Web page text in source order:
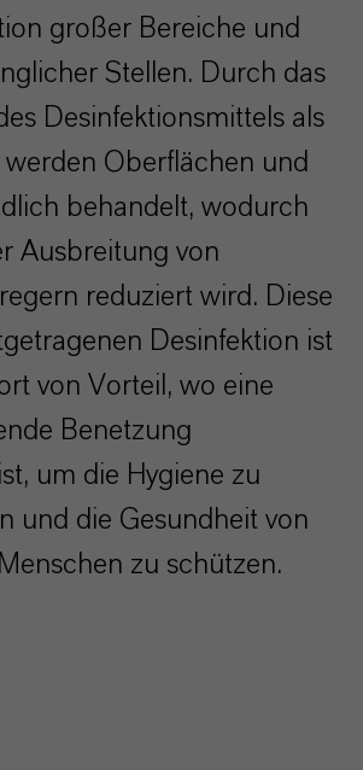
großer Bereiche und
Stellen. Durch das
Desinfektionsmittels als
Oberflächen und
behandelt, wodurch
Ausbreitung von
reduziert wird. Diese
Desinfektion ist
von Vorteil, wo eine
Benetzung
um die Hygiene zu
und die Gesundheit von
zu schützen.